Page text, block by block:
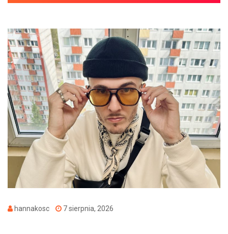
hannakosc 7 sierpnia, 2026